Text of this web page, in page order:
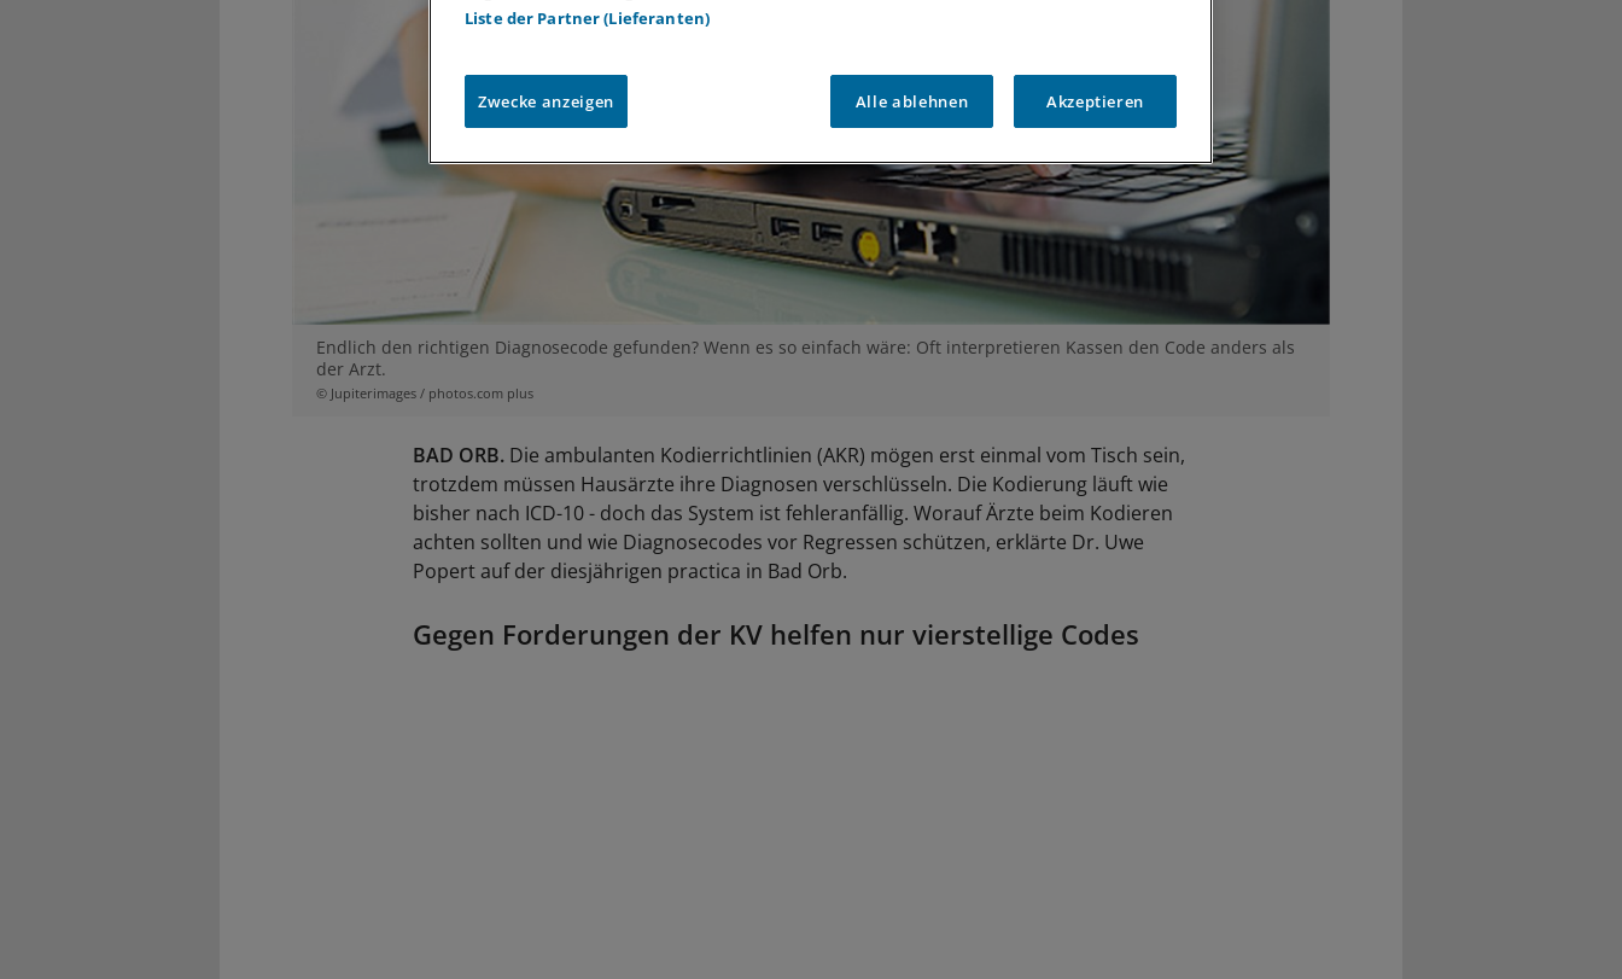
Endlich den richtigen Diagnosecode gefunden? Wenn es so einfach wäre: Oft interpretieren Kassen den Code anders als
der Arzt.
© Jupiterimages / photos.com plus
BAD ORB. Die ambulanten Kodierrichtlinien (AKR) mögen erst einmal vom Tisch sein,
trotzdem müssen Hausärzte ihre Diagnosen verschlüsseln. Die Kodierung läuft wie
bisher nach ICD-10 - doch das System ist fehleranfällig. Worauf Ärzte beim Kodieren
achten sollten und wie Diagnosecodes vor Regressen schützen, erklärte Dr. Uwe
Popert auf der diesjährigen practica in Bad Orb.
Gegen Forderungen der KV helfen nur vierstellige Codes
Liste der Partner (Lieferanten)
Zwecke anzeigen Alle ablehnen Akzeptieren